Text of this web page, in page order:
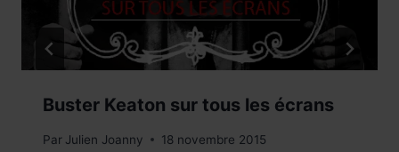
Buster Keaton sur tous les écrans
Par Julien Joanny 18 novembre 2015